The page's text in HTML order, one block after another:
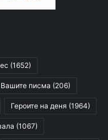
(1652)
Вашите писма (206)
Героите на деня (1964)
(1067)